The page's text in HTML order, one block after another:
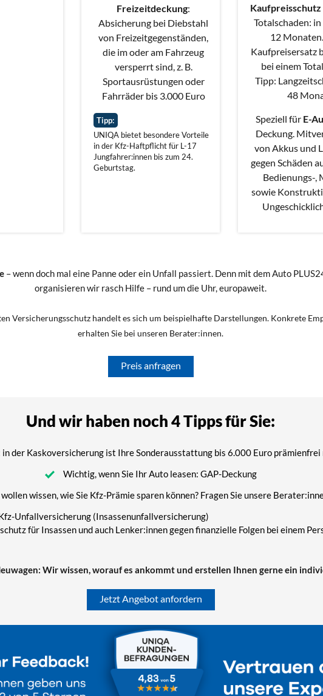
Freizeitdeckung:
Absicherung bei Diebstahl
von Freizeitgegenständen,
die im oder am Fahrzeug
versperrt sind, z. B.
Sportausrüstungen oder
Fahrräder bis 3.000 Euro
Tipp:
UNIQA bietet besondere Vorteile
in der Kfz-Haftpflicht für L-17
Jungfahrer:innen bis zum 24.
Geburtstag.
Kaufpreisschutz
Totalschaden:
12
Kaufpreisersatz
bei einem
Tipp:
48
Speziell für E-
Deckung.
von Akkus und
gegen Schäden
Bedienungs-,
sowie
– wenn doch mal eine Panne oder ein Unfall passiert. Denn mit dem Auto
organisieren wir rasch Hilfe – rund um die Uhr, europaweit.
Versicherungsschutz handelt es sich um beispielhafte Darstellungen. Konkrete
erhalten Sie bei unseren Berater:innen.
Preis anfragen
Und wir haben noch 4 Tipps für Sie:
in der Kaskoversicherung ist Ihre Sonderausstattung bis 6.000 Euro prämienfrei
Wichtig, wenn Sie Ihr Auto leasen: GAP-Deckung
wollen wissen, wie Sie Kfz-Prämie sparen können? Fragen Sie unsere
Unfallversicherung (Insassenunfallversicherung)
für Insassen und auch Lenker:innen gegen finanzielle Folgen bei einem
Wir wissen, worauf es ankommt und erstellen Ihnen gerne ein
Jetzt Angebot anfordern